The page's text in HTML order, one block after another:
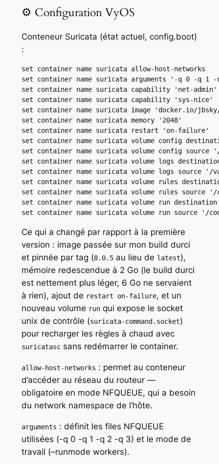
⚙️ Configuration VyOS
Conteneur Suricata (état actuel, config.boot)
:
set container name suricata allow-host-networks
set container name suricata arguments '-q 0 -q 1
set container name suricata capability 'net-admin'
set container name suricata capability 'sys-nice'
set container name suricata image 'docker.io/
set container name suricata memory '2048'
set container name suricata restart 'on-failure'
set container name suricata volume config
set container name suricata volume config
set container name suricata volume logs
set container name suricata volume logs source
set container name suricata volume rules
set container name suricata volume rules source
set container name suricata volume run
set container name suricata volume run source '/
Ce qui a changé par rapport à la première
version : image passée sur mon build durci
et pinnée par tag (8.0.5au lieu de latest),
mémoire redescendue à 2 Go (le build durci
est nettement plus léger, 6 Go ne servaient
à rien), ajout de restart on-failure, et un
nouveau volume runqui expose le socket
unix de contrôle (suricata-command.socket)
pour recharger les règles à chaud avec
suricatascsans redémarrer le container.
allow-host-networks : permet au conteneur
d’accéder au réseau du routeur —
obligatoire en mode NFQUEUE, qui a besoin
du network namespace de l’hôte.
arguments : définit les files NFQUEUE
utilisées (-q 0 -q 1 -q 2 -q 3) et le mode de
travail (–runmode workers).